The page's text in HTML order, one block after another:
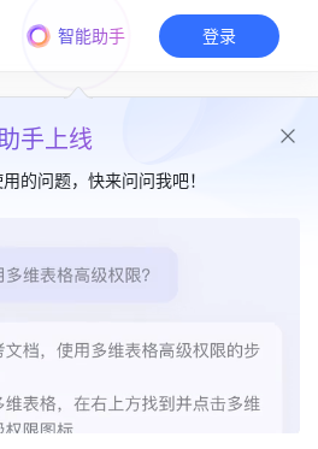
智能助手
手上线
的问题，快来问问我吧！
登录
历，让你沟通不累​
与投票，提速又提效​